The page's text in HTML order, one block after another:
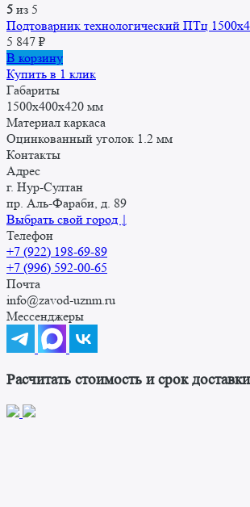
5 из 5
Подтоварник технологический ПТц
5 847 ₽
В корзину
Купить в 1 клик
Габариты
1500x400x420 мм
Материал каркаса
Оцинкованный уголок 1.2 мм
Контакты
Адрес
г. Нур-Cултан
пр. Аль-Фараби, д. 89
Выбрать свой город ↓
Телефон
+7 (922) 198-69-89
+7 (996) 592-00-65
Почта
info@zavod-uznm.ru
Мессенджеры
Расчитать стоимость и срок доставки